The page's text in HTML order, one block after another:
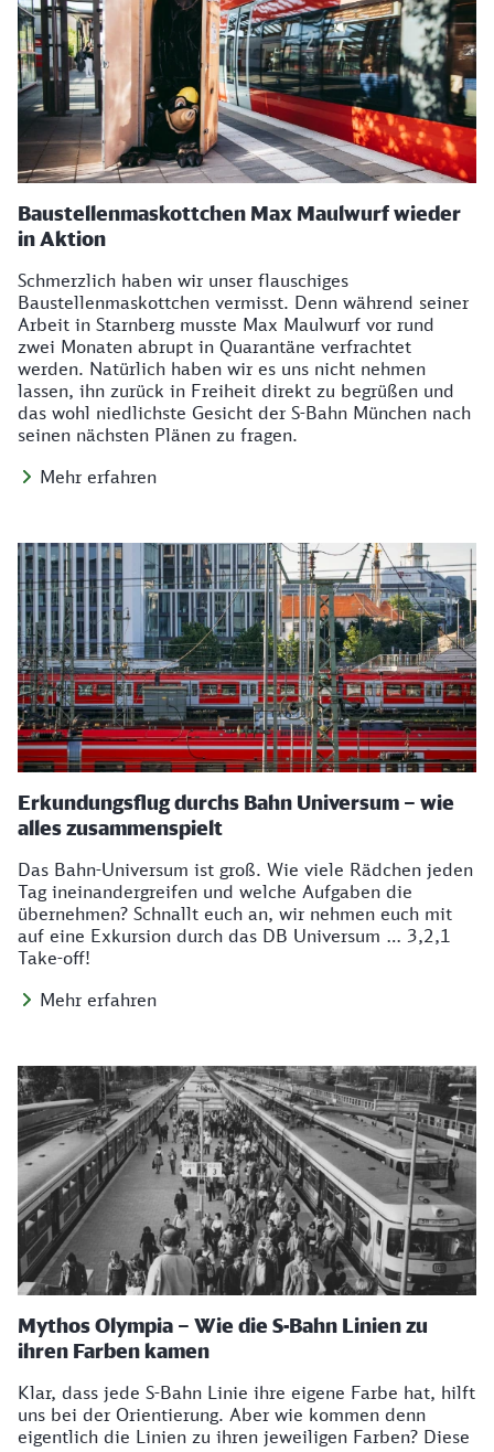
Baustellenmaskottchen Max Maulwurf wieder
in Aktion
Schmerzlich haben wir unser flauschiges
Baustellenmaskottchen vermisst. Denn während seiner
Arbeit in Starnberg musste Max Maulwurf vor rund
zwei Monaten abrupt in Quarantäne verfrachtet
werden. Natürlich haben wir es uns nicht nehmen
lassen, ihn zurück in Freiheit direkt zu begrüßen und
das wohl niedlichste Gesicht der S-Bahn München nach
seinen nächsten Plänen zu fragen.
Mehr erfahren
Erkundungsflug durchs Bahn Universum – wie
alles zusammenspielt
Das Bahn-Universum ist groß. Wie viele Rädchen jeden
Tag ineinandergreifen und welche Aufgaben die
übernehmen? Schnallt euch an, wir nehmen euch mit
auf eine Exkursion durch das DB Universum … 3,2,1
Take-off!
Mehr erfahren
Mythos Olympia – Wie die S-Bahn Linien zu
ihren Farben kamen
Klar, dass jede S-Bahn Linie ihre eigene Farbe hat, hilft
uns bei der Orientierung. Aber wie kommen denn
eigentlich die Linien zu ihren jeweiligen Farben? Diese